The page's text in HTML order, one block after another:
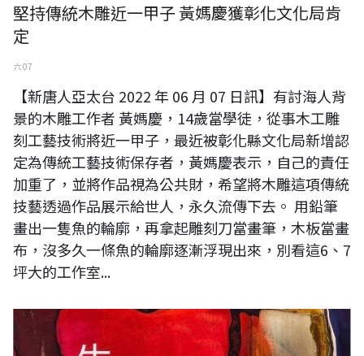
堅持傳統木雕近一甲子 黃媽慶獲彰化文化局肯
定
六 07
【新唐人亞太台 2022 年 06 月 07 日訊】有討海人背
景的木雕工作者 黃媽慶，14歲當學徒，從事木工雕
刻工藝技術將近一甲子，最近被彰化縣文化局新增認
定為傳統工藝技術保存者，黃媽慶表示，自己的責任
加重了，並將作品視為公共財，希望將木雕這項傳統
技藝透過作品展示給世人，永久流傳下去。 用鉛筆
畫出一隻魚的輪廓，再拿起雕刻刀當畫筆，木板當畫
布，沒多久一條魚的輪廓逐漸浮現出來，別看這6、7
坪大的工作室...